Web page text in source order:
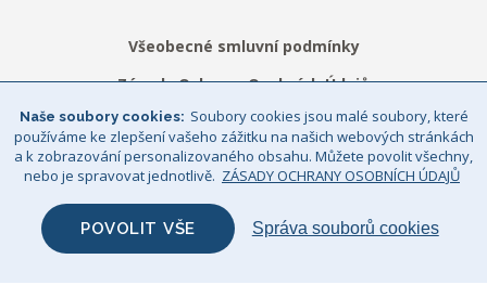
Všeobecné smluvní podmínky
Zásady Ochrany Osobních Údajů
Právní upozornění
Sitemap
© Big Bertha Original 2026
GHS Retail Ltd / Registrace k DPH: CZ 685352911
Naše soubory cookies
Soubory cookies jsou malé soubory, které
používáme ke zlepšení vašeho zážitku na našich webových stránkách
a k zobrazování personalizovaného obsahu. Můžete povolit všechny,
nebo je spravovat jednotlivě. ZÁSADY OCHRANY OSOBNÍCH ÚDAJŮ
POVOLIT VŠE Správa souborů cookies